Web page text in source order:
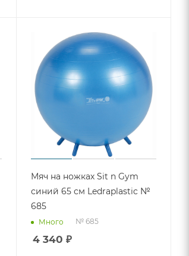
Мяч на ножках Sit n Gym
синий 65 см Ledraplastic №
685
Много № 685
4 340 ₽